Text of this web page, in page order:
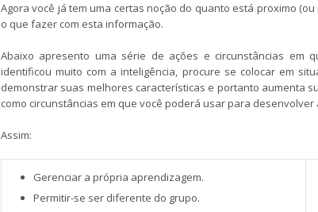
Agora você já tem uma certas noção do quanto está proximo
o que fazer com esta informação.
Abaixo apresento uma série de ações e circunstâncias em
identificou muito com a inteligência, procure se colocar em
demonstrar suas melhores características e portanto aumenta
como circunstâncias em que você poderá usar para
Assim:
Gerenciar a própria aprendizagem.
Permitir-se ser diferente do grupo.